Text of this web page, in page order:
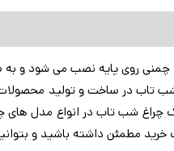
چمنی روی پایه نصب می شود و به
تاب در ساخت و تولید
شب تاب در انواع مدل های